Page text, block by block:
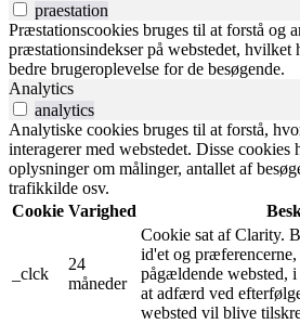
praestation
Præstationscookies bruges til at forstå og
præstationsindekser på webstedet, hvilket
bedre brugeroplevelse for de besøgende.
Analytics
analytics
Analytiske cookies bruges til at forstå,
interagerer med webstedet. Disse
oplysninger om målinger, antallet af
trafikkilde osv.
Cookie Varighed
_clck
24
måneder
Cookie sat af Clarity.
id'et og
pågældende websted,
at adfærd ved
websted vil blive